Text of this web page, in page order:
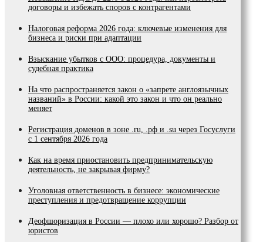
договоры и избежать споров с контрагентами
Налоговая реформа 2026 года: ключевые изменения для
бизнеса и риски при адаптации
Взыскание убытков с ООО: процедура, документы и
судебная практика
На что распространяется закон о «запрете англоязычных
названий» в России: какой это закон и что он реально
меняет
Регистрация доменов в зоне .ru, .рф и .su через Госуслуги
с 1 сентября 2026 года
Как на время приостановить предпринимательскую
деятельность, не закрывая фирму?
Уголовная ответственность в бизнесе: экономические
преступления и предотвращение коррупции
Деофшоризация в России — плохо или хорошо? Разбор от
юристов